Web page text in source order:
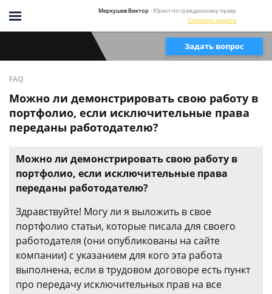
Меркушев Виктор- Юрист по гражданскому праву
Спросить юриста
Задать вопрос
FAQ
Можно ли демонстрировать свою работу в
портфолио, если исключительные права
переданы работодателю?
Можно ли демонстрировать свою работу в
портфолио, если исключительные права
переданы работодателю?
Здравствуйте! Могу ли я выложить в свое
портфолио статьи, которые писала для своего
работодателя (они опубликованы на сайте
компании) с указанием для кого эта работа
выполнена, если в трудовом договоре есть пункт
про передачу исключительных прав на все